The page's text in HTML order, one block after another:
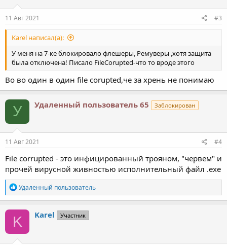
11 Авг 2021 #3
Karel написал(а):
У меня на 7-ке блокировало флешеры, Ремуверы ,хотя защита
была отключена! Писало FileCorupted-что то вроде этого
Во во один в один file corupted,че за хрень не понимаю
У Удаленный пользователь 65 Заблокирован
11 Авг 2021 #4
File corrupted - это инфицированный трояном, "червем" и
прочей вирусной живностью исполнительный файл .еxe
Р
е
а
к
ц
и
и
Удаленный пользователь
K Karel Участник